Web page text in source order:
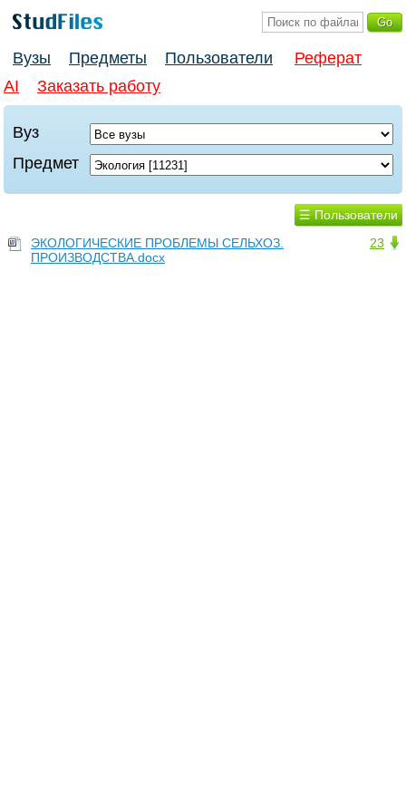
Вузы Предметы Пользователи
Реферат
AI
Заказать работу
Вуз
Предмет
☰ Пользователи
23
ЭКОЛОГИЧЕСКИЕ ПРОБЛЕМЫ СЕЛЬХОЗ.
ПРОИЗВОДСТВА.docx